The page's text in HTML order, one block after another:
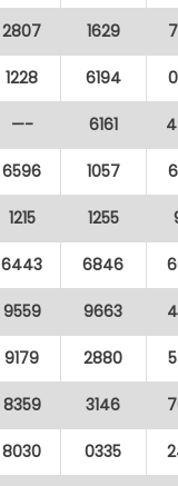
2807 1629
1228 6194
—- 6161
6596 1057
1215 1255
6443 6846
9559 9663
9179 2880
8359 3146
8030 0335